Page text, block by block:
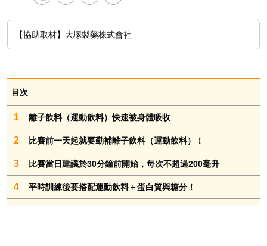
【協助取材】大塚製藥株式會社
目次
1 離子飲料（運動飲料）快速被身體吸收
2 比賽前一天起就要勤補離子飲料（運動飲料）！
3 比賽當日建議於30分鐘前開始，每次不超過200毫升
4 平時訓練後要搭配運動飲料＋蛋白質與糖分！